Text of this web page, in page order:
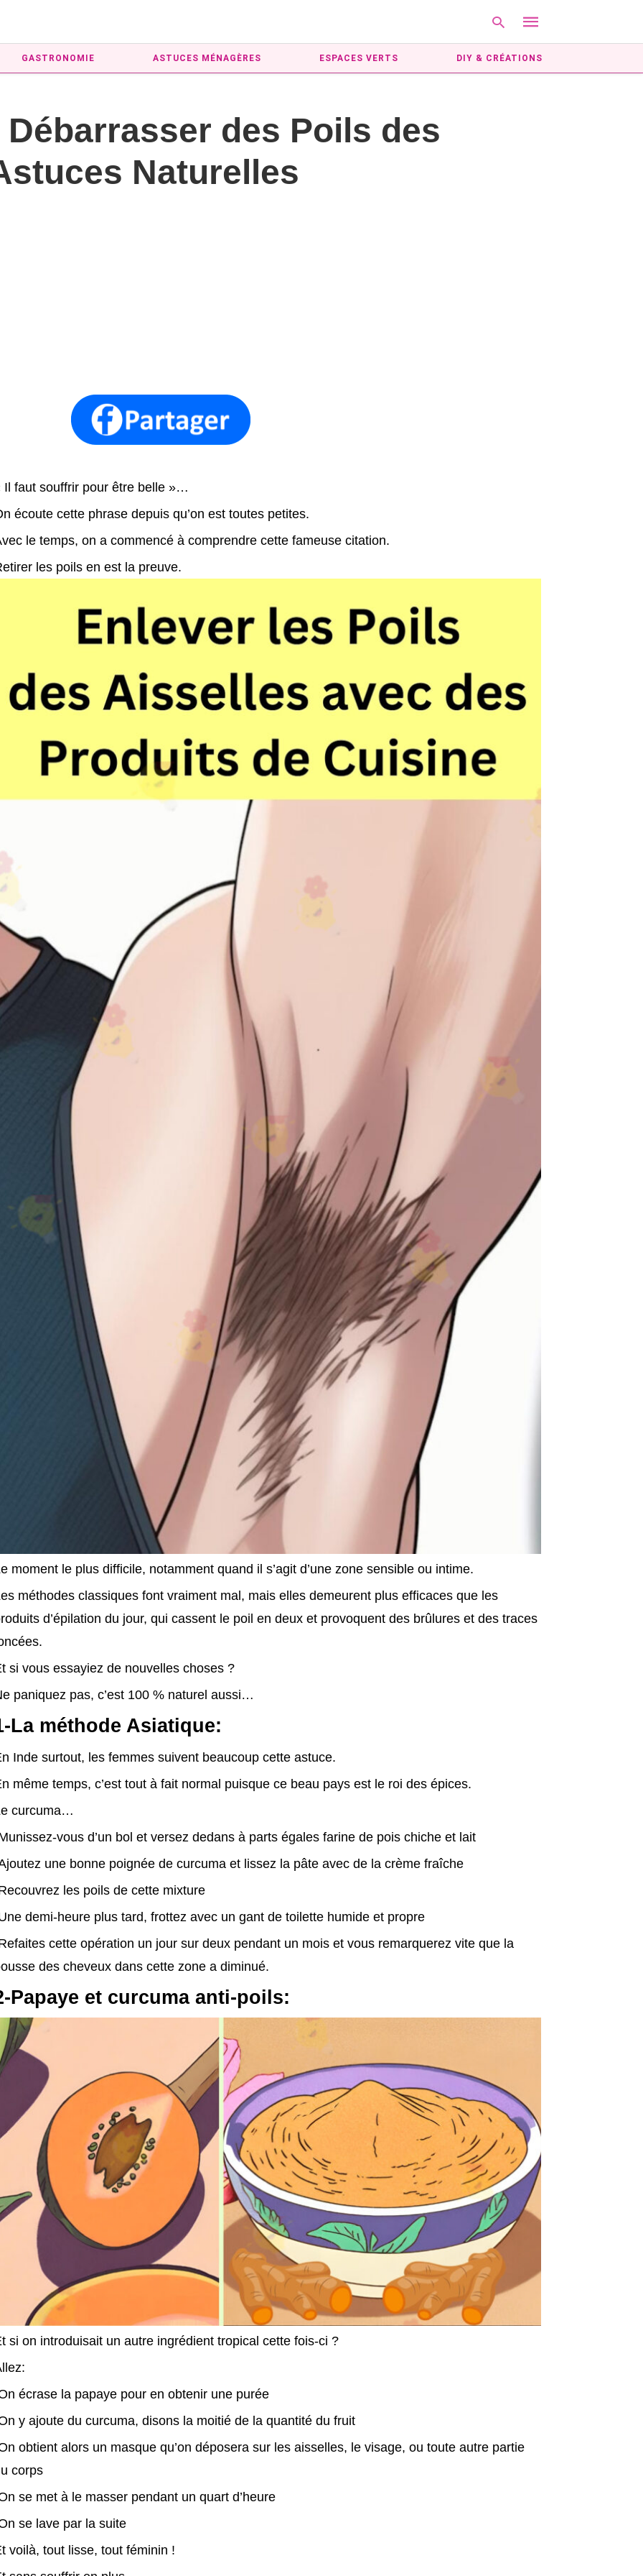
GASTRONOMIE ASTUCES MÉNAGÈRES ESPACES VERTS DIY & CRÉATIONS
des Poils des
Naturelles
Il faut souffrir pour être belle »…
écoute cette phrase depuis qu’on est toutes petites.
le temps, on a commencé à comprendre cette fameuse citation.
les poils en est la preuve.
moment le plus difficile, notamment quand il s’agit d’une zone sensible ou intime.
méthodes classiques font vraiment mal, mais elles demeurent plus efficaces que les
d’épilation du jour, qui cassent le poil en deux et provoquent des brûlures et des traces
si vous essayiez de nouvelles choses ?
paniquez pas, c’est 100 % naturel aussi…
La méthode Asiatique:
Inde surtout, les femmes suivent beaucoup cette astuce.
même temps, c’est tout à fait normal puisque ce beau pays est le roi des épices.
curcuma…
vous d’un bol et versez dedans à parts égales farine de pois chiche et lait
une bonne poignée de curcuma et lissez la pâte avec de la crème fraîche
les poils de cette mixture
demi-heure plus tard, frottez avec un gant de toilette humide et propre
cette opération un jour sur deux pendant un mois et vous remarquerez vite que la
des cheveux dans cette zone a diminué.
Papaye et curcuma anti-poils:
si on introduisait un autre ingrédient tropical cette fois-ci ?
écrase la papaye pour en obtenir une purée
y ajoute du curcuma, disons la moitié de la quantité du fruit
obtient alors un masque qu’on déposera sur les aisselles, le visage, ou toute autre partie
corps
se met à le masser pendant un quart d’heure
se lave par la suite
voilà, tout lisse, tout féminin !